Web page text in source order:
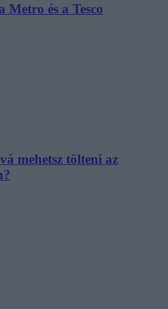
Metro és a Tesco
mehetsz tölteni az